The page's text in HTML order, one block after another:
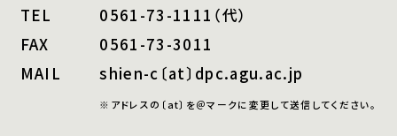
TEL
0561-73-1111（代）
FAX
0561-73-3011
MAIL
shien-c〔at〕dpc.agu.ac.jp
※アドレスの〔at〕を＠マークに変更して送信してください。